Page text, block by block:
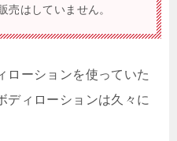
売はしていません。
ローションを使っていた
ディローションは久々に